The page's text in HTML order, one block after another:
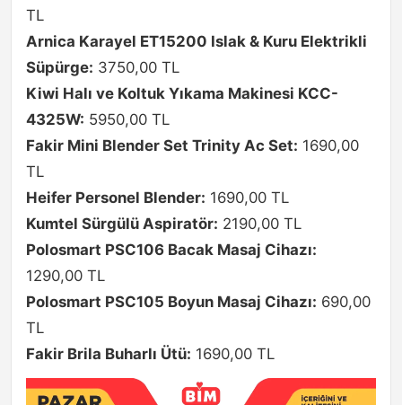
TL
Arnica Karayel ET15200 Islak & Kuru Elektrikli
Süpürge: 3750,00 TL
Kiwi Halı ve Koltuk Yıkama Makinesi KCC-
4325W: 5950,00 TL
Fakir Mini Blender Set Trinity Ac Set: 1690,00
TL
Heifer Personel Blender: 1690,00 TL
Kumtel Sürgülü Aspiratör: 2190,00 TL
Polosmart PSC106 Bacak Masaj Cihazı:
1290,00 TL
Polosmart PSC105 Boyun Masaj Cihazı: 690,00
TL
Fakir Brila Buharlı Ütü: 1690,00 TL